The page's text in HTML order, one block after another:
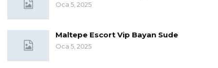
Oca 5, 2025
Maltepe Escort Vip Bayan Sude
Oca 5, 2025